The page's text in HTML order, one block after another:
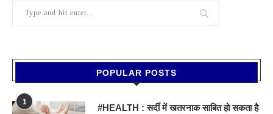
POPULAR POSTS
1
#HEALTH : सर्दी में खतरनाक साबित हो सकता है